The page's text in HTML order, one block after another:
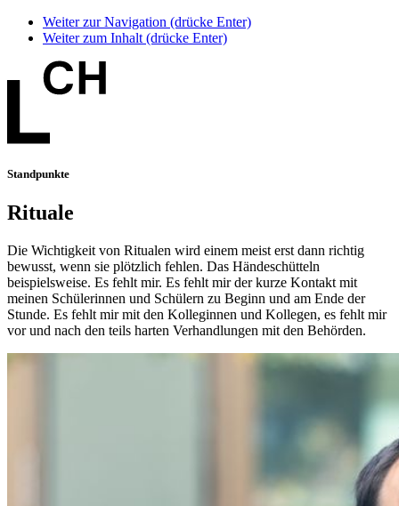
Weiter zur Navigation (drücke Enter)
Weiter zum Inhalt (drücke Enter)
Standpunkte
Rituale
Die Wichtigkeit von Ritualen wird einem meist erst dann richtig
bewusst, wenn sie plötzlich fehlen. Das Händeschütteln
beispielsweise. Es fehlt mir. Es fehlt mir der kurze Kontakt mit
meinen Schülerinnen und Schülern zu Beginn und am Ende der
Stunde. Es fehlt mir mit den Kolleginnen und Kollegen, es fehlt mir
vor und nach den teils harten Verhandlungen mit den Behörden.